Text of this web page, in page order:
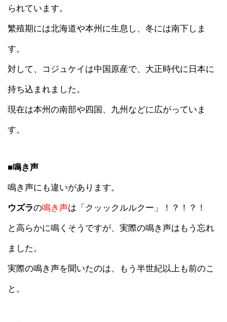
られています。
繁殖期には北海道や本州に生息し、冬には南下しま
す。
対して、コジュケイは中国原産で、大正時代に日本に
持ち込まれました。
現在は本州の南部や四国、九州などに広がっていま
す。
■鳴き声
鳴き声にも違いがあります。
ウズラの鳴き声は「クッックルルクー」！？！？！
と高らかに鳴くそうですが、実際の鳴き声はもう忘れ
ました。
実際の鳴き声を聞いたのは、もう半世紀以上も前のこ
と。